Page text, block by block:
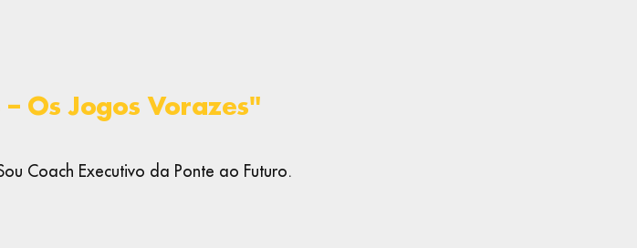
Os Jogos Vorazes"
Coach Executivo da Ponte ao Futuro.